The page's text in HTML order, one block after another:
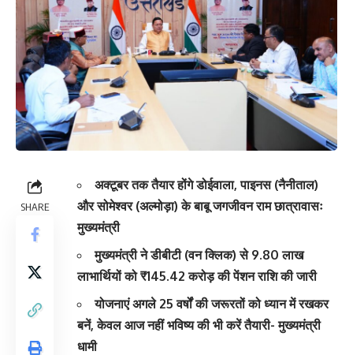
SHARE
अक्टूबर तक तैयार होंगे डोईवाला, पाइनस (नैनीताल)
और सोमेश्वर (अल्मोड़ा) के बाबू जगजीवन राम छात्रावासः
मुख्यमंत्री
मुख्यमंत्री ने डीबीटी (वन क्लिक) से 9.80 लाख
लाभार्थियों को ₹145.42 करोड़ की पेंशन राशि की जारी
योजनाएं अगले 25 वर्षों की जरूरतों को ध्यान में रखकर
बनें, केवल आज नहीं भविष्य की भी करें तैयारी- मुख्यमंत्री
धामी